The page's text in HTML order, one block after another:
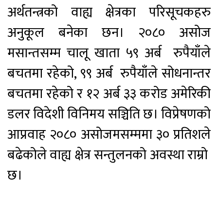
अर्थतन्त्रको वाह्य क्षेत्रका परिसूचकहरु
अनुकूल बनेका छन। २०८० असोज
मसान्तसम्म चालू खाता ५९ अर्ब रुपैयाँले
बचतमा रहेको, ९९ अर्ब रुपैयाँले सोधनान्तर
बचतमा रहेको र १२ अर्ब ३३ करोड अमेरिकी
डलर विदेशी विनिमय सञ्चिति छ। विप्रेषणको
आप्रवाह २०८० असोजमसम्ममा ३० प्रतिशले
बढेकोले वाह्य क्षेत्र सन्तुलनको अवस्था राम्रो
छ।